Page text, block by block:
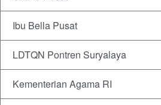
Ibu Bella Pusat
LDTQN Pontren Suryalaya
Kementerian Agama RI